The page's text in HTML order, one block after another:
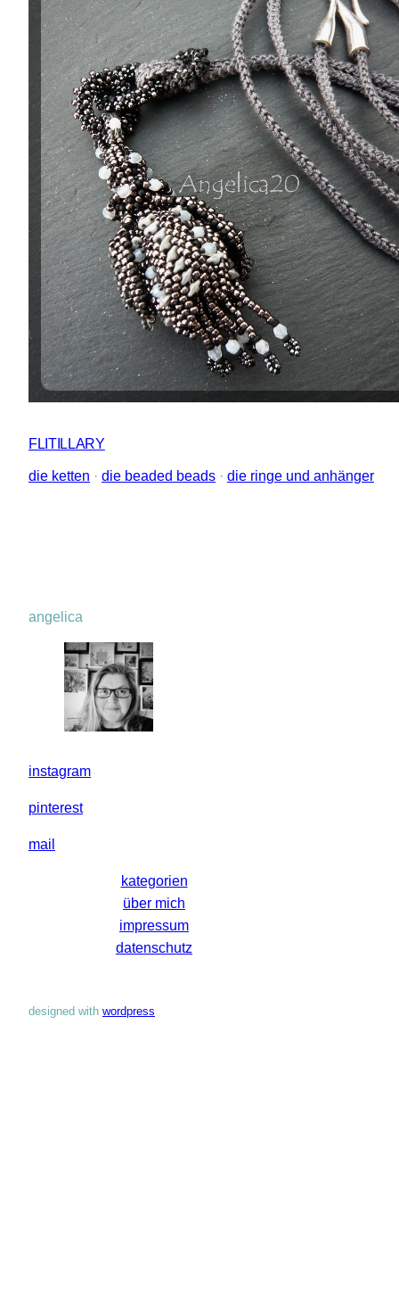
FLITILLARY
die ketten · die beaded beads · die ringe und anhänger
angelica
instagram
pinterest
mail
kategorien
über mich
impressum
datenschutz
designed with wordpress